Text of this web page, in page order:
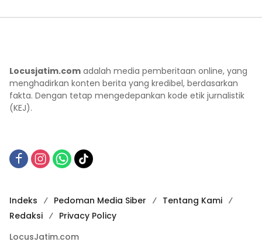
Locusjatim.com adalah media pemberitaan online, yang
menghadirkan konten berita yang kredibel, berdasarkan
fakta. Dengan tetap mengedepankan kode etik jurnalistik
(KEJ).
Indeks Pedoman Media Siber
Tentang Kami
Redaksi
Privacy Policy
LocusJatim.com